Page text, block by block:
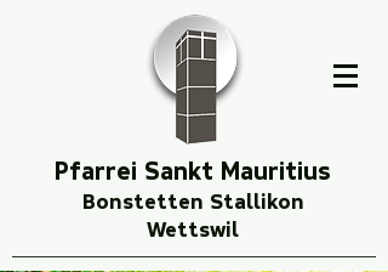
Pfarrei Sankt Mauritius
Bonstetten Stallikon
Wettswil